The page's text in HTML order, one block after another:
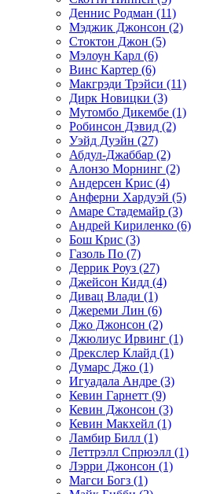
Деннис Родман (11)
Мэджик Джонсон (2)
Стоктон Джон (5)
Мэлоун Карл (6)
Винс Картер (6)
Макгрэди Трэйси (11)
Дирк Новицки (3)
Мутомбо Дикембе (1)
Робинсон Дэвид (2)
Уэйд Дуэйн (27)
Абдул-Джаббар (2)
Алонзо Морнинг (2)
Андерсен Крис (4)
Анферни Xардуэй (5)
Амаре Стадемайр (3)
Андрей Кириленко (6)
Бош Крис (3)
Газоль По (7)
Деррик Роуз (27)
Джейсон Кидд (4)
Дивац Влади (1)
Джереми Лин (6)
Джо Джонсон (2)
Джюлиус Ирвинг (1)
Дрекслер Клайд (1)
Думарс Джо (1)
Игуадала Андре (3)
Кевин Гарнетт (9)
Кевин Джонсон (3)
Кевин Макхейл (1)
Ламбир Билл (1)
Леттрэлл Спрюэлл (1)
Лэрри Джонсон (1)
Магси Богз (1)